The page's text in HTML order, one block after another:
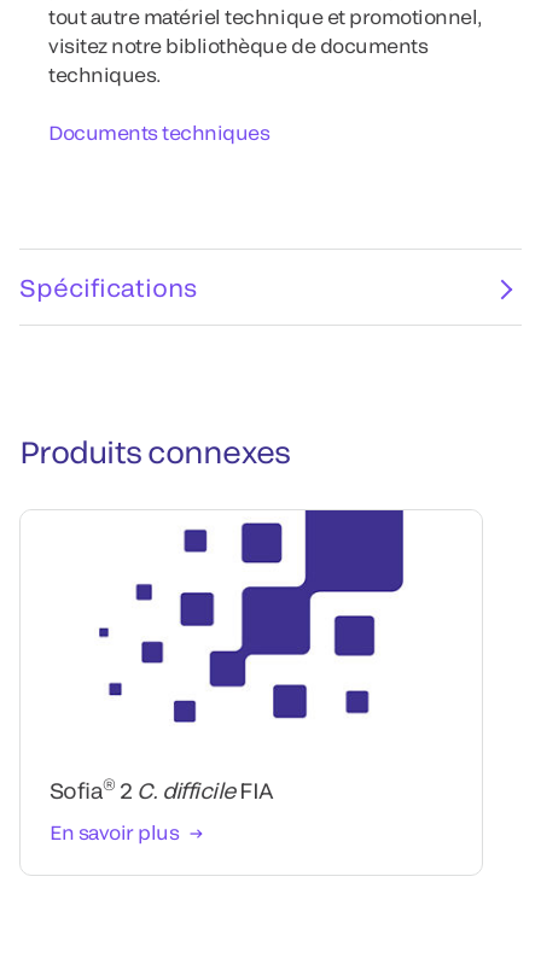
tout autre matériel technique et promotionnel,
visitez notre bibliothèque de documents
techniques.
Documents techniques
Spécifications
Produits connexes
Sofia® 2 C. difficileFIA
En savoir plus